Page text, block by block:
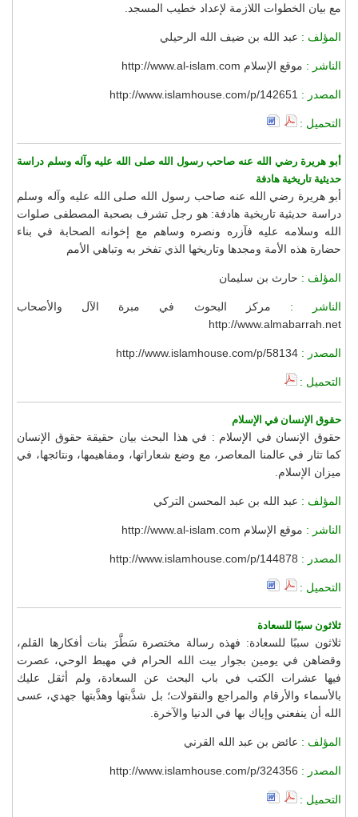
مع بيان الخطوات اللازمة لإعداد خطيب المسجد.
المؤلف : عبد الله بن ضيف الله الرحيلي
الناشر : موقع الإسلام http://www.al-islam.com
المصدر : http://www.islamhouse.com/p/142651
التحميل :
أبو هريرة رضي الله عنه صاحب رسول الله صلى الله عليه وآله وسلم دراسة
حديثية تاريخية هادفة
أبو هريرة رضي الله عنه صاحب رسول الله صلى الله عليه وآله وسلم
دراسة حديثية تاريخية هادفة: هو رجل تشرف بصحبة المصطفى صلوات
الله وسلامه عليه فآزره ونصره وساهم مع إخوانه الصحابة في بناء
حضارة هذه الأمة ومجدها وتاريخها الذي تفخر به وتباهي الأمم
المؤلف : حارث بن سليمان
الناشر : مركز البحوث في مبرة الآل والأصحاب
http://www.almabarrah.net
المصدر : http://www.islamhouse.com/p/58134
التحميل :
حقوق الإنسان في الإسلام
حقوق الإنسان في الإسلام : في هذا البحث بيان حقيقة حقوق الإنسان
كما تثار في عالمنا المعاصر، مع وضع شعاراتها، ومفاهيمها، ونتائجها، في
ميزان الإسلام.
المؤلف : عبد الله بن عبد المحسن التركي
الناشر : موقع الإسلام http://www.al-islam.com
المصدر : http://www.islamhouse.com/p/144878
التحميل :
ثلاثون سببًا للسعادة
ثلاثون سببًا للسعادة: فهذه رسالة مختصرة سَطَّرَ بنات أفكارها القلم،
وقضاهن في يومين بجوار بيت الله الحرام في مهبط الوحي، عصرت
فيها عشرات الكتب في باب البحث عن السعادة، ولم أثقل عليك
بالأسماء والأرقام والمراجع والنقولات؛ بل شذَّبتها وهذَّبتها جهدي، عسى
الله أن ينفعني وإياك بها في الدنيا والآخرة.
المؤلف : عائض بن عبد الله القرني
المصدر : http://www.islamhouse.com/p/324356
التحميل :